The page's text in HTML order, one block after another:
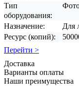
Тип
оборудования:
Назначение:
Для
Ресурс (копий):
Перейти >
Доставка
Варианты оплаты
Наши преимущества